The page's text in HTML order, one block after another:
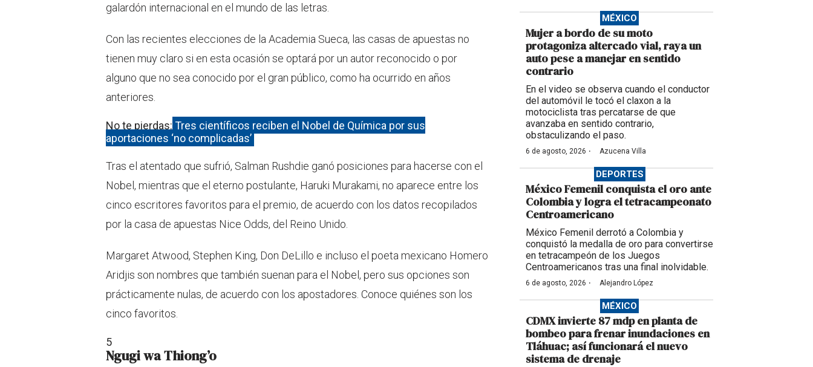
galardón internacional en el mundo de las letras.
Con las recientes elecciones de la Academia Sueca, las casas de apuestas no
tienen muy claro si en esta ocasión se optará por un autor reconocido o por
alguno que no sea conocido por el gran público, como ha ocurrido en años
anteriores.
No te pierdas: Tres científicos reciben el Nobel de Química por sus
aportaciones ‘no complicadas’
Tras el atentado que sufrió, Salman Rushdie ganó posiciones para hacerse con el
Nobel, mientras que el eterno postulante, Haruki Murakami, no aparece entre los
cinco escritores favoritos para el premio, de acuerdo con los datos recopilados
por la casa de apuestas Nice Odds, del Reino Unido.
Margaret Atwood, Stephen King, Don DeLillo e incluso el poeta mexicano Homero
Aridjis son nombres que también suenan para el Nobel, pero sus opciones son
prácticamente nulas, de acuerdo con los apostadores. Conoce quiénes son los
cinco favoritos.
5
Ngugi wa Thiong’o
MÉXICO
Mujer a bordo de su moto
protagoniza altercado vial, raya un
auto pese a manejar en sentido
contrario
En el video se observa cuando el conductor
del automóvil le tocó el claxon a la
motociclista tras percatarse de que
avanzaba en sentido contrario,
obstaculizando el paso.
6 de agosto, 2026 · Azucena Villa
DEPORTES
México Femenil conquista el oro ante
Colombia y logra el tetracampeonato
Centroamericano
México Femenil derrotó a Colombia y
conquistó la medalla de oro para convertirse
en tetracampeón de los Juegos
Centroamericanos tras una final inolvidable.
6 de agosto, 2026 · Alejandro López
MÉXICO
CDMX invierte 87 mdp en planta de
bombeo para frenar inundaciones en
Tláhuac; así funcionará el nuevo
sistema de drenaje